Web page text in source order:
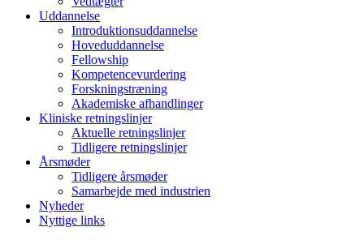
Uddannelse
Introduktionsuddannelse
Hoveduddannelse
Fellowship
Kompetencevurdering
Forskningstræning
Akademiske afhandlinger
Kliniske retningslinjer
Aktuelle retningslinjer
Tidligere retningslinjer
Årsmøder
Tidligere årsmøder
Samarbejde med industrien
Nyheder
Nyttige links